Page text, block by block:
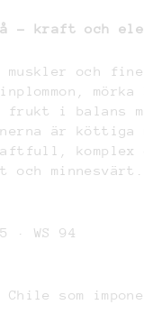
– kraft och
muskler och
i balans
är köttiga
komplex
minnesvärt.
· WS 94
som